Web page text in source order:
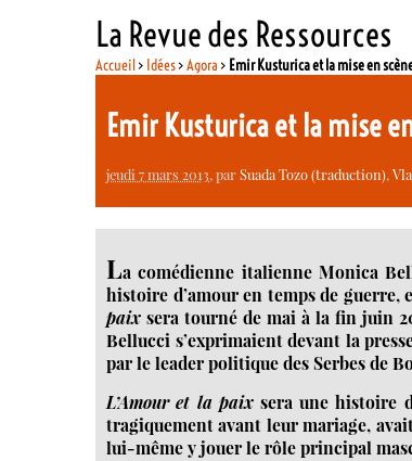
La Revue des Ressources
Accueil> Idées>Agora > Emir Kusturica et la mise en
Emir Kusturica et la mise
jeudi 7 mars 2013, parSuada Tozo (traduction),
La comédienne italienne Monica
histoire d’amour en temps de
paix sera tourné de mai à la fin juin
Bellucci s’exprimaient devant la
par le leader politique des Serbes de
L’Amour et la paixsera une histoire
tragiquement avant leur mariage,
lui-même y jouer le rôle principal